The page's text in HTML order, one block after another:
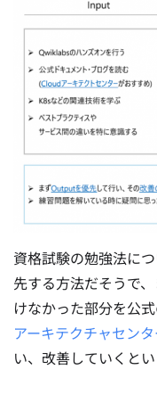
資格試験の勉強法に
先する方法だそうで
けなかった部分を公
アーキテクチャセン
い、改善していくと